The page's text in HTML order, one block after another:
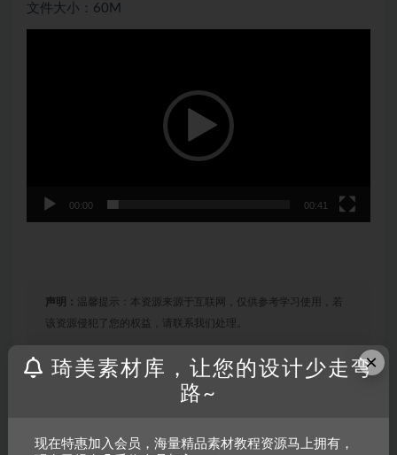
文件大小：60M
00:00 00:41
声明： 温馨提示：本资源来源于互联网，仅供参考学习使用，若
该资源侵犯了您的权益，请联系我们处理。
×
琦美素材库，让您的设计少走弯
路~
现在特惠加入会员，海量精品素材教程资源马上拥有，